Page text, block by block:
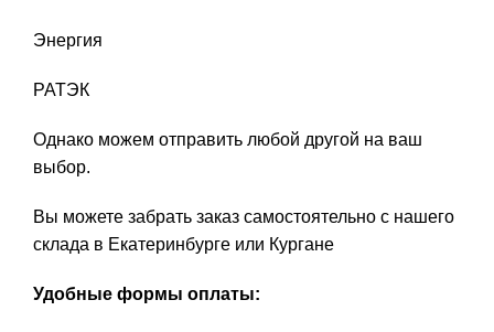
Энергия
РАТЭК
Однако можем отправить любой другой на ваш
выбор.
Вы можете забрать заказ самостоятельно с нашего
склада в Екатеринбурге или Кургане
Удобные формы оплаты: